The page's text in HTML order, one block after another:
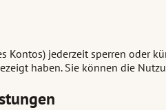
Kontos) jederzeit sperren oder
haben. Sie können die